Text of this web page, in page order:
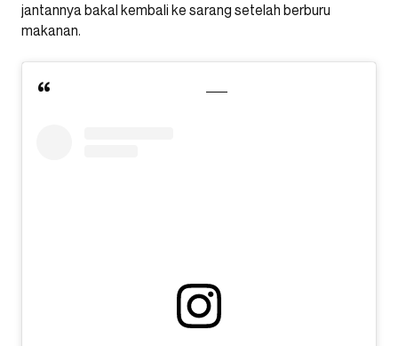
jantannya bakal kembali ke sarang setelah berburu
makanan.